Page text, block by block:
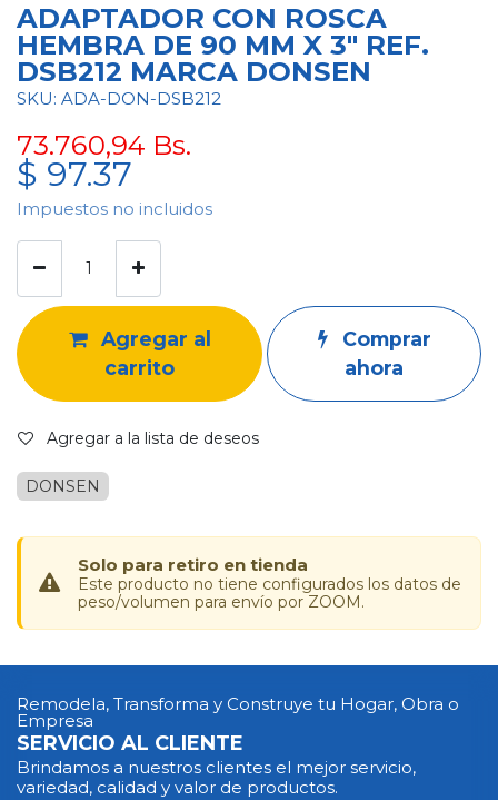
ADAPTADOR CON ROSCA
HEMBRA DE 90 MM X 3" REF.
DSB212 MARCA DONSEN
SKU: ADA-DON-DSB212
73.760,94 Bs.
$ 97.37
Impuestos no incluidos
Agregar al
carrito
Comprar
ahora
Agregar a la lista de deseos
DONSEN
Solo para retiro en tienda
Este producto no tiene configurados los datos de
peso/volumen para envío por ZOOM.
Remodela, Transforma y Construye tu Hogar, Obra o
Empresa
SERVICIO AL CLIENTE
Brindamos a nuestros clientes el mejor servicio,
variedad, calidad y valor de productos.